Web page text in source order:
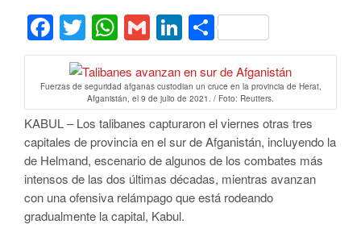
Facebook
Twitter
WhatsApp
GmailLinkedIn
Compartir
Fuerzas de seguridad afganas custodian un cruce en la provincia de Herat,
Afganistán, el 9 de julio de 2021. / Foto: Reutters.
KABUL – Los talibanes capturaron el viernes otras tres
capitales de provincia en el sur de Afganistán, incluyendo la
de Helmand, escenario de algunos de los combates más
intensos de las dos últimas décadas, mientras avanzan
con una ofensiva relámpago que está rodeando
gradualmente la capital, Kabul.